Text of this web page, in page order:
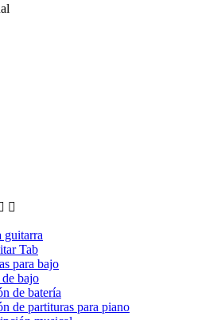

guitarra
Tab
para bajo
bajo
de batería
de partituras para piano